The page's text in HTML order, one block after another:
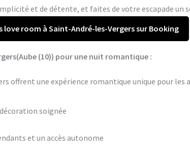
et de détente, et faites de votre escapade un
love room à Saint-André-les-Vergers sur Booking
(10)) pour une nuit romantique :
offrent une expérience romantique unique pour les
soignée
et un accès autonome